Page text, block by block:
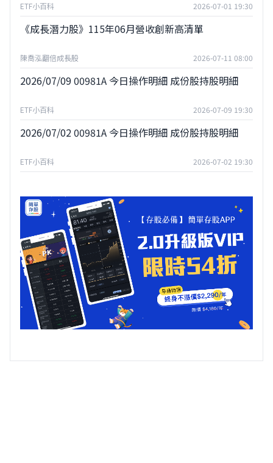
ETF小百科 2026-07-01 19:30
《成長潛力股》115年06月營收創新高清單
陳喬泓翻倍成長股 2026-07-11 08:00
2026/07/09 00981A 今日操作明細 成份股持股明細
ETF小百科 2026-07-09 19:30
2026/07/02 00981A 今日操作明細 成份股持股明細
ETF小百科 2026-07-02 19:30